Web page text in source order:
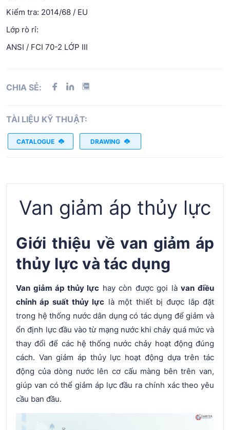
Kiểm tra: 2014/68 / EU
Lớp rò rỉ:
ANSI / FCI 70-2 LỚP III
CHIA SẺ:
TÀI LIỆU KỸ THUẬT:
CATALOGUE DRAWING
Van giảm áp thủy lực
Giới thiệu về van giảm áp
thủy lực và tác dụng
Van giảm áp thủy lực hay còn được gọi làvan điều
chỉnh áp suất thủy lực là một thiết bị được lắp đặt
trong hệ thống nước dân dụng có tác dụng để giảm và
ổn định lực đầu vào từ mạng nước khi chảy quá mức và
thay đổi để các hệ thống nước chảy hoạt động đúng
cách. Van giảm áp thủy lực hoạt động dựa trên tác
động của dòng nước lên cơ cấu màng bên trên van,
giúp van có thể giảm áp lực đầu ra chính xác theo yêu
cầu ban đầu.